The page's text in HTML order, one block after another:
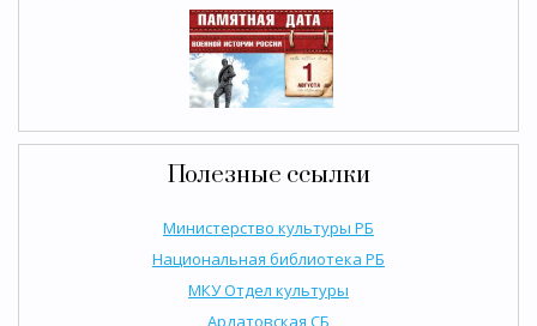
Полезные ссылки
Министерство культуры РБ
Национальная библиотека РБ
МКУ Отдел культуры
Ардатовская СБ